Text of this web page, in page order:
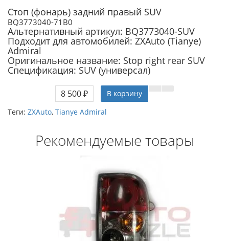
Стоп (фонарь) задний правый SUV
BQ3773040-71B0
Альтернативный артикул: BQ3773040-SUV
Подходит для автомобилей: ZXAuto (Tianye)
Admiral
Оригинальное название: Stop right rear SUV
Спецификация: SUV (универсал)
8 500 ₽
В корзину
Теги: ZXAuto, Tianye Admiral
Рекомендуемые товары